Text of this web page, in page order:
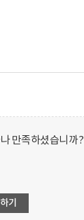
만족하셨습니까?